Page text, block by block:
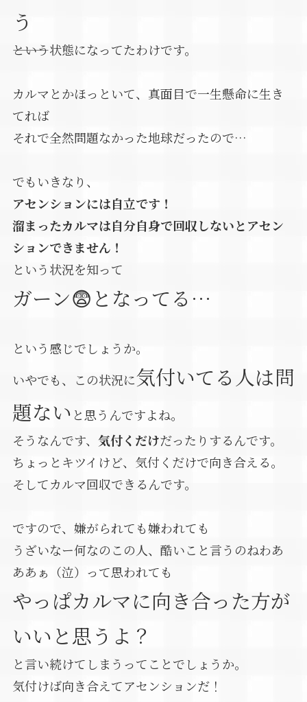
う
―――という状態になってたわけです。
カルマとかほっといて、真面目で一生懸命に生き
てれば
それで全然問題なかった地球だったので…
でもいきなり、
アセンションには自立です！
溜まったカルマは自分自身で回収しないとアセン
ションできません！
という状況を知って
ガーン😨となってる…
という感じでしょうか。
いやでも、この状況に気付いてる人は問
題ない と思うんですよね。
そうなんです、 気付くだけだったりするんです。
ちょっとキツイけど、気付くだけで向き合える。
そしてカルマ回収できるんです。
ですので、嫌がられても嫌われても
うざいなー何なのこの人、酷いこと言うのねわあ
ああぁ（泣）って思われても
やっぱカルマに向き合った方が
いいと思うよ？
と言い続けてしまうってことでしょうか。
気付けば向き合えてアセンションだ！